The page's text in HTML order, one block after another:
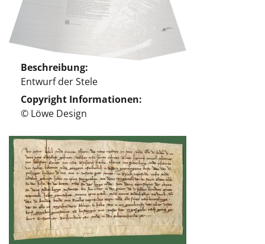
Beschreibung
Entwurf der Stele
Copyright Informationen
© Löwe Design